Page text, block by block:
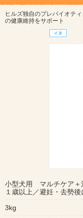
ヒルズ独自のプレバイオテ
の健康維持をサポート
小型犬用 マルチケア
１歳以上／避妊・去勢後
3kg